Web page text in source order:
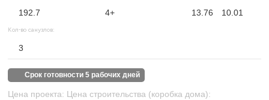
192.7 4+ 13.76 10.01
Кол-во санузлов:
3
срок готовности 5 рабочих дней
Цена проекта: Цена строительства (коробка дома):